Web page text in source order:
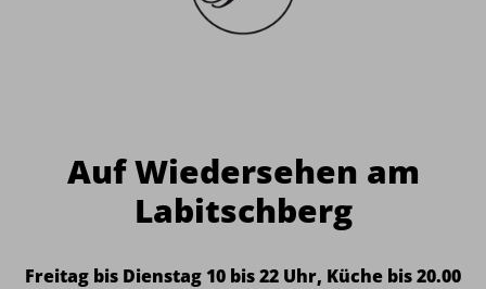
Auf Wiedersehen am
Labitschberg
Freitag bis Dienstag 10 bis 22 Uhr, Küche bis 20.00